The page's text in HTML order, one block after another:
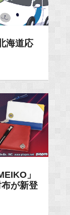
海道応
」
が新登